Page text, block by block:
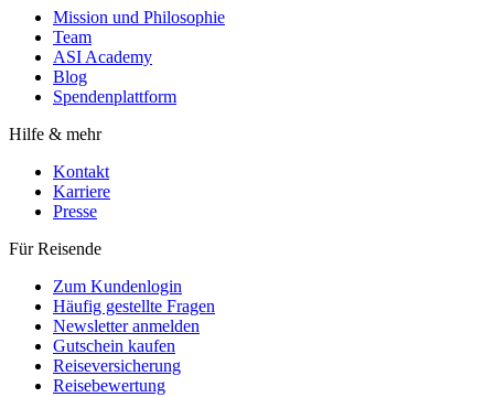
Mission und Philosophie
Team
ASI Academy
Blog
Spendenplattform
Hilfe & mehr
Kontakt
Karriere
Presse
Für Reisende
Zum Kundenlogin
Häufig gestellte Fragen
Newsletter anmelden
Gutschein kaufen
Reiseversicherung
Reisebewertung